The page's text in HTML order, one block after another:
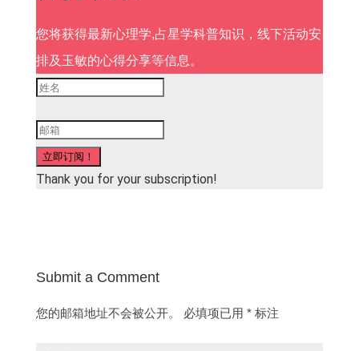
您将获得最新心理学,占星学科普知识，线下活动安
排及玉敏的心得分享等信息。
立即订阅！
Thank you for your subscription!
Submit a Comment
您的邮箱地址不会被公开。 必填项已用 *标注